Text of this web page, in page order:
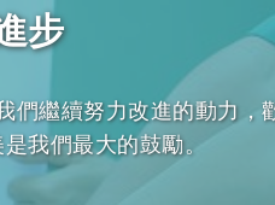
步
們繼續努力改進的動力，
我們最大的鼓勵。